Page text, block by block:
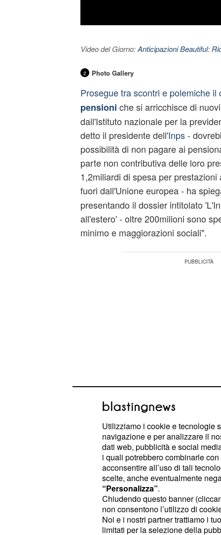
Video del Giorno:Anticipazioni Beautiful:
2 Photo Gallery
Prosegue tra scontri e polemiche il
pensioni che si arricchisce di
dall'Istituto nazionale per la
detto il presidente dell'Inps-
possibilità di non pagare ai
parte non contributiva delle loro
1,2miliardi di spesa per
fuori dall'Unione europea - ha
presentando il dossier intitolato
all'estero' - oltre 200milioni sono
minimo e maggiorazioni sociali".
Pensioni, proposta
smettere pagare
contributiva estero
Quelli sullepensioni all'estero
diffusi dall'Inpsnell'ambito
che confermano ancora una volta
mettere mano su più fronti al
Utilizziamo i cookie e tecnologie
navigazione e per analizzare il
dati web, pubblicità e social
i quali potrebbero combinarle
acconsentire all’uso di tali
scelte, anche eventualmente
“Personalizza”.
Chiudendo questo banner
non consentono l’utilizzo di
Noi e i nostri partner trattiamo i
limitati per la selezione della